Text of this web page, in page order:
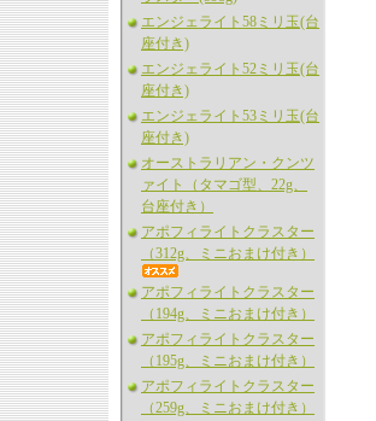
エンジェライト58ミリ玉(台
座付き)
エンジェライト52ミリ玉(台
座付き)
エンジェライト53ミリ玉(台
座付き)
オーストラリアン・クンツ
ァイト（タマゴ型、22g、
台座付き）
アポフィライトクラスター
（312g、ミニおまけ付き）
アポフィライトクラスター
（194g、ミニおまけ付き）
アポフィライトクラスター
（195g、ミニおまけ付き）
アポフィライトクラスター
（259g、ミニおまけ付き）